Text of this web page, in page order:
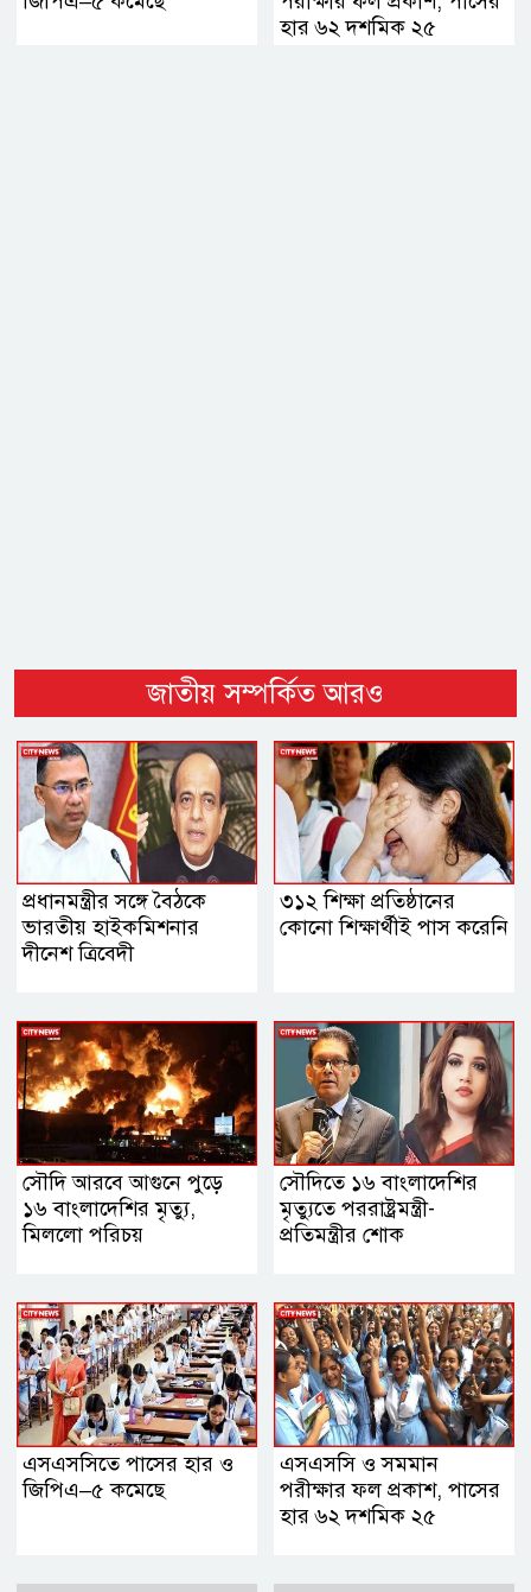
হার ৬২ দশমিক ২৫
জাতীয় সম্পর্কিত আরও
প্রধানমন্ত্রীর সঙ্গে বৈঠকে
ভারতীয় হাইকমিশনার
দীনেশ ত্রিবেদী
৩১২ শিক্ষা প্রতিষ্ঠানের
কোনো শিক্ষার্থীই পাস করেনি
সৌদি আরবে আগুনে পুড়ে
১৬ বাংলাদেশির মৃত্যু,
মিললো পরিচয়
সৌদিতে ১৬ বাংলাদেশির
মৃত্যুতে পররাষ্ট্রমন্ত্রী-
প্রতিমন্ত্রীর শোক
এসএসসিতে পাসের হার ও
জিপিএ–৫ কমেছে
এসএসসি ও সমমান
পরীক্ষার ফল প্রকাশ, পাসের
হার ৬২ দশমিক ২৫